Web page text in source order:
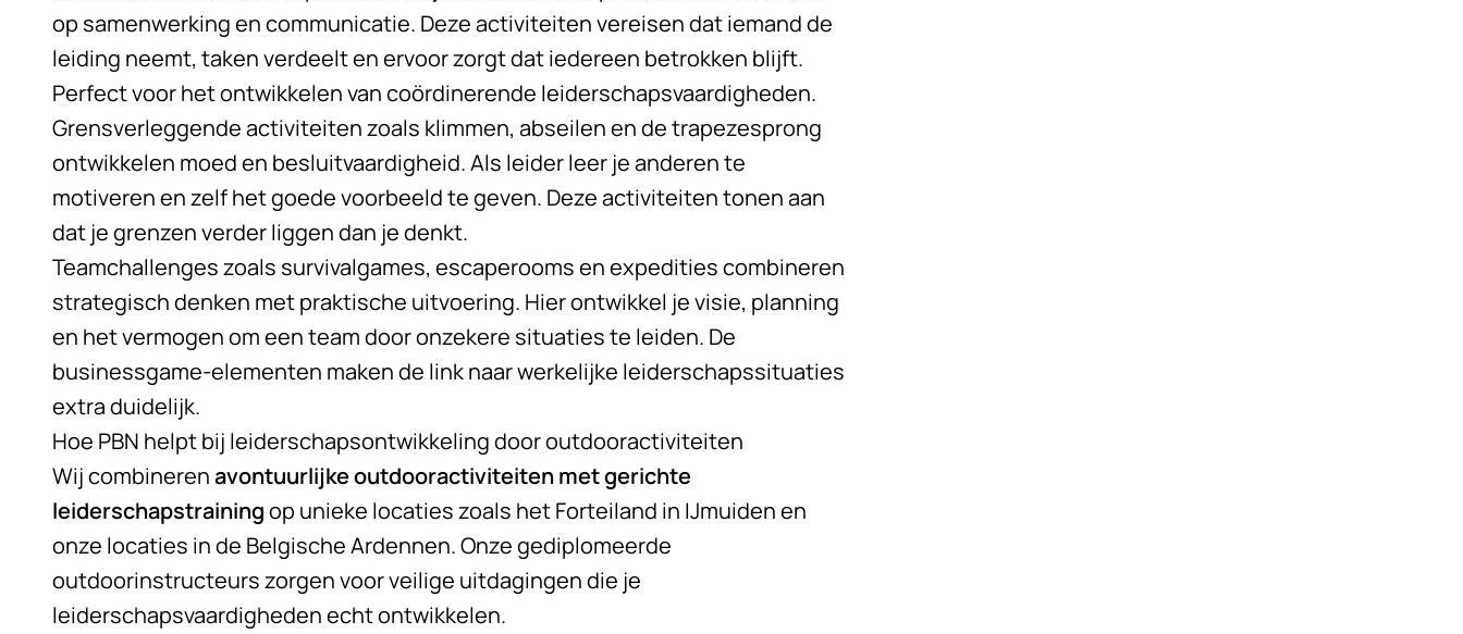
op samenwerking en communicatie. Deze activiteiten vereisen dat iemand de
leiding neemt, taken verdeelt en ervoor zorgt dat iedereen betrokken blijft.
Perfect voor het ontwikkelen van coördinerende leiderschapsvaardigheden.
Grensverleggende activiteiten zoals klimmen, abseilen en de trapezesprong
ontwikkelen moed en besluitvaardigheid. Als leider leer je anderen te
motiveren en zelf het goede voorbeeld te geven. Deze activiteiten tonen aan
dat je grenzen verder liggen dan je denkt.
Teamchallenges zoals survivalgames, escaperooms en expedities combineren
strategisch denken met praktische uitvoering. Hier ontwikkel je visie, planning
en het vermogen om een team door onzekere situaties te leiden. De
businessgame-elementen maken de link naar werkelijke leiderschapssituaties
extra duidelijk.
Hoe PBN helpt bij leiderschapsontwikkeling door outdooractiviteiten
Wij combinerenavontuurlijke outdooractiviteiten met gerichte
leiderschapstrainingop unieke locaties zoals het Forteiland in IJmuiden en
onze locaties in de Belgische Ardennen. Onze gediplomeerde
outdoorinstructeurs zorgen voor veilige uitdagingen die je
leiderschapsvaardigheden echt ontwikkelen.